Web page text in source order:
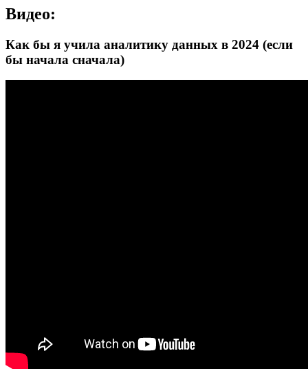
Видео:
Как бы я учила аналитику данных в 2024 (если
бы начала сначала)